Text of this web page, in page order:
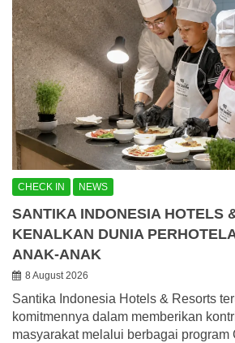
CHECK IN NEWS
SANTIKA INDONESIA HOTELS
KENALKAN DUNIA
ANAK-ANAK
8 August 2026
Santika Indonesia Hotels & Resorts
komitmennya dalam memberikan
masyarakat melalui berbagai program